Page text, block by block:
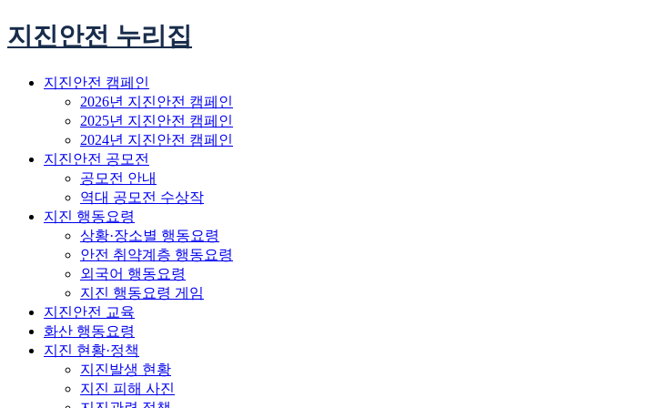
지진안전 누리집
지진안전 캠페인
2026년 지진안전 캠페인
2025년 지진안전 캠페인
2024년 지진안전 캠페인
지진안전 공모전
공모전 안내
역대 공모전 수상작
지진 행동요령
상황·장소별 행동요령
안전 취약계층 행동요령
외국어 행동요령
지진 행동요령 게임
지진안전 교육
화산 행동요령
지진 현황·정책
지진발생 현황
지진 피해 사진